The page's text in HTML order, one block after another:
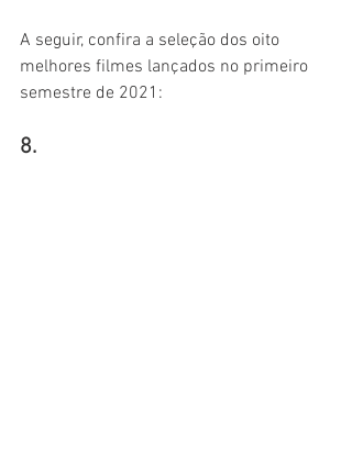
A seguir, confira a seleção dos oito
melhores filmes lançados no primeiro
semestre de 2021:
8.